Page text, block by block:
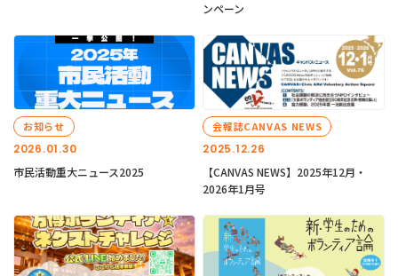
ンペーン
2026.01.30
お知らせ
市民活動重大ニュース2025
2025.12.26
会報誌CANVAS NEWS
【CANVAS NEWS】2025年12月・
2026年1月号